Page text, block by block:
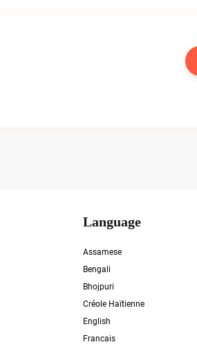
Language
Assamese
Bengali
Bhojpuri
Créole Haïtienne
English
Francais